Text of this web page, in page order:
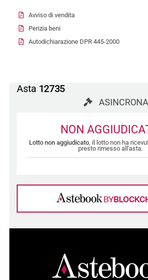
Avviso di vendita
Perizia beni
Autodichiarazione DPR 445-2000
Asta 12735
NON
Lotto non aggiudicato, il lotto non ha
presto rimesso all'asta.